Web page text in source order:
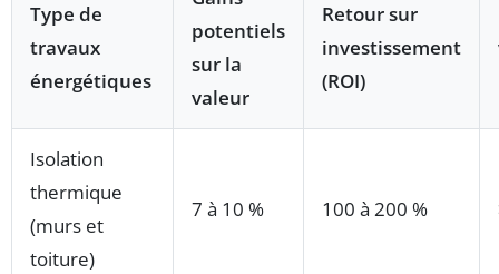
Type de
travaux
énergétiques
potentiels
sur la
valeur
Retour sur
investissement
(ROI)
Isolation
thermique
(murs et
toiture)
7 à 10 % 100 à 200 %